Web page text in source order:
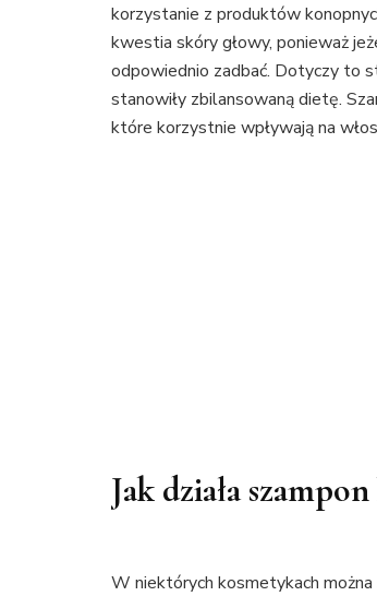
korzystanie z produktów
kwestia skóry głowy, ponieważ
odpowiednio zadbać. Dotyczy to
stanowiły zbilansowaną dietę.
które korzystnie wpływają na
Jak działa
W niektórych kosmetykach